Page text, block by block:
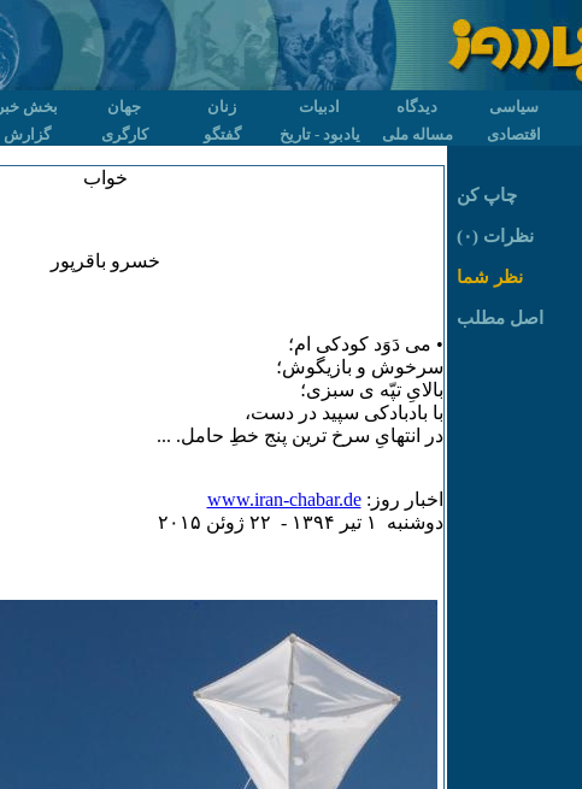
سیاسی دیدگاه ادبیات زنان جهان بخش خبر
اقتصادی مساله ملی یادبود - تاریخ گفتگو کارگری گزارش
خواب
خسرو باقرپور
• می دَوَد کودکی ام؛
سرخوش و بازیگوش؛
بالایِ تپّه ی سبزی؛
با بادبادکی سپید در دست،
در انتهایِ سرخ ترین پنج خطِ حامل. ...
اخبار روز:www.iran-chabar.de
دوشنبه ۱ تير ۱٣۹۴ - ۲۲ ژوئن ۲۰۱۵
چاپ کن
نظرات (۰)
نظر شما
اصل مطلب